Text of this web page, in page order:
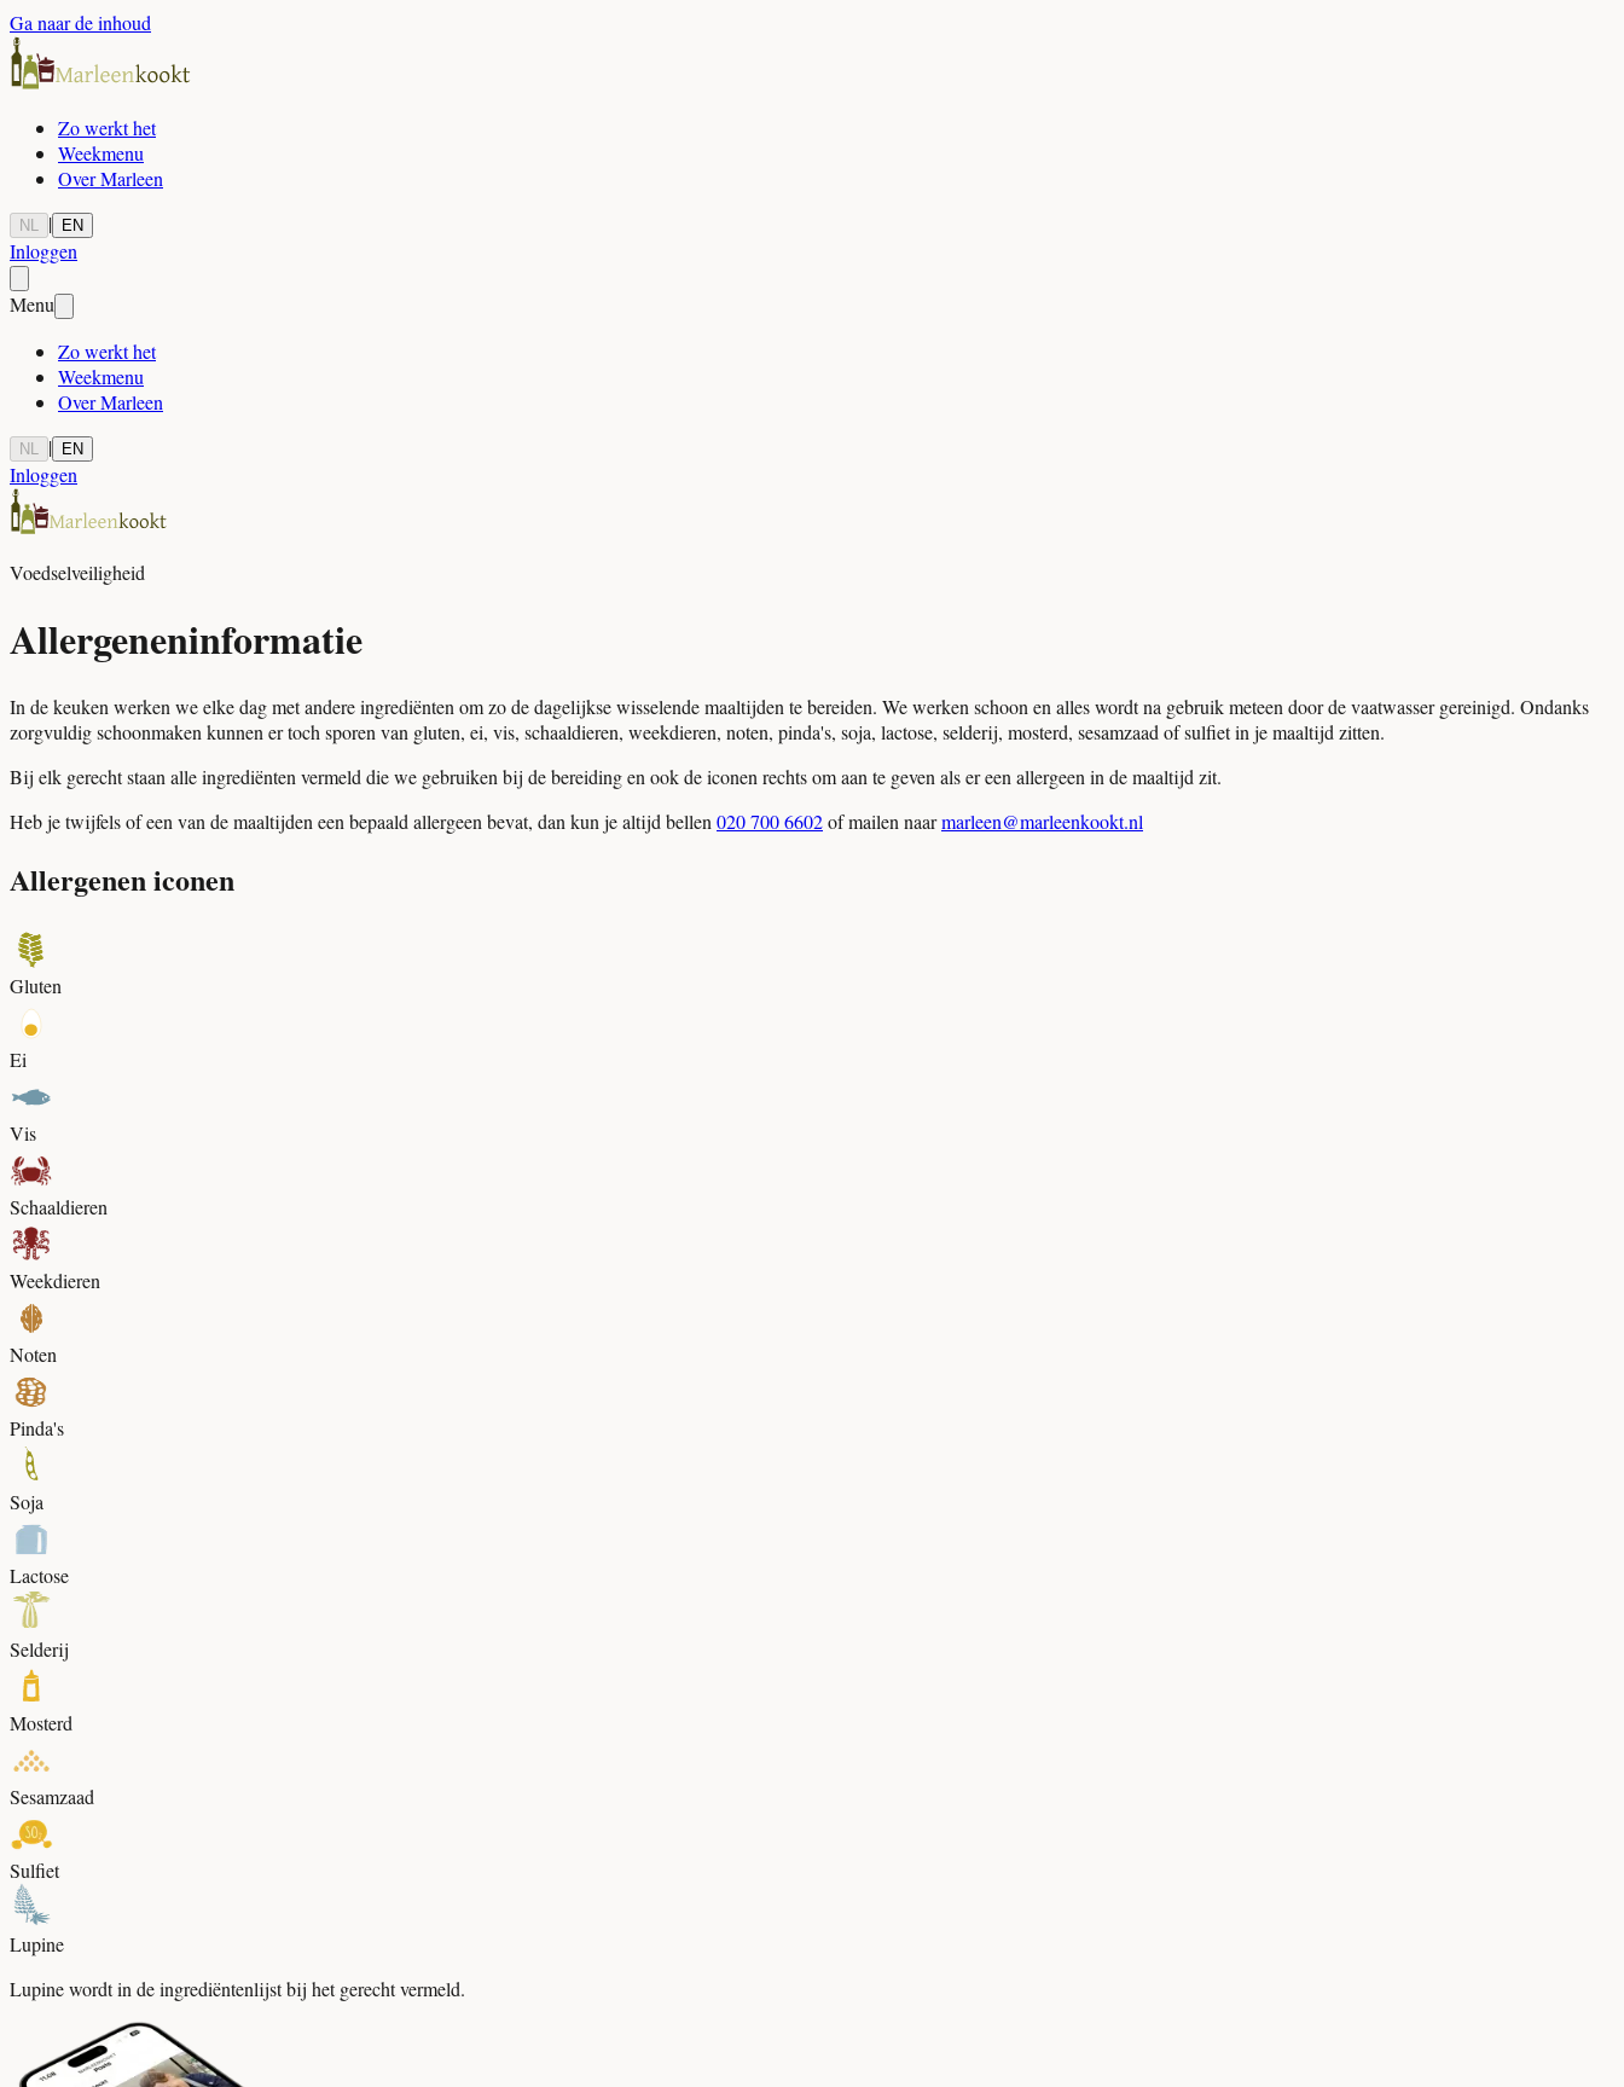
Ga naar de inhoud
Zo werkt het
Weekmenu
Over Marleen
NL | EN
Inloggen
Menu
Zo werkt het
Weekmenu
Over Marleen
NL | EN
Inloggen
Voedselveiligheid
Allergeneninformatie
In de keuken werken we elke dag met andere ingrediënten om zo de dagelijkse wisselende maaltijden te bereiden. We werken schoon en alles wordt na gebruik meteen door de vaatwasser gereinigd. Ondanks
zorgvuldig schoonmaken kunnen er toch sporen van gluten, ei, vis, schaaldieren, weekdieren, noten, pinda's, soja, lactose, selderij, mosterd, sesamzaad of sulfiet in je maaltijd zitten.
Bij elk gerecht staan alle ingrediënten vermeld die we gebruiken bij de bereiding en ook de iconen rechts om aan te geven als er een allergeen in de maaltijd zit.
Heb je twijfels of een van de maaltijden een bepaald allergeen bevat, dan kun je altijd bellen 020 700 6602of mailen naarmarleen@marleenkookt.nl
Allergenen iconen
Gluten
Ei
Vis
Schaaldieren
Weekdieren
Noten
Pinda's
Soja
Lactose
Selderij
Mosterd
Sesamzaad
Sulfiet
Lupine
Lupine wordt in de ingrediëntenlijst bij het gerecht vermeld.